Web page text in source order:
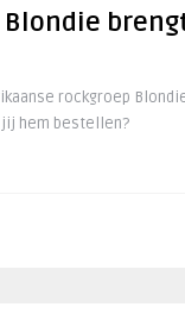
rockgroep
jij hem bestellen?